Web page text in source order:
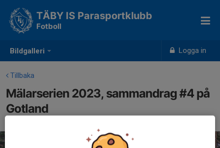
Bildgalleri Logga in
TÄBY IS Parasportklubb
Fotboll
Tillbaka
Mälarserien 2023, sammandrag #4 på
Gotland